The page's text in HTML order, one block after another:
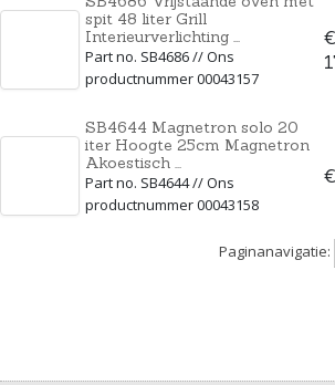
spit 48 liter Grill
Interieurverlichting ...
Part no. SB4686 // Ons
productnummer 00043157
€
SB4644 Magnetron solo 20
iter Hoogte 25cm Magnetron
Akoestisch ...
Part no. SB4644 // Ons
productnummer 00043158
Paginanavigatie: